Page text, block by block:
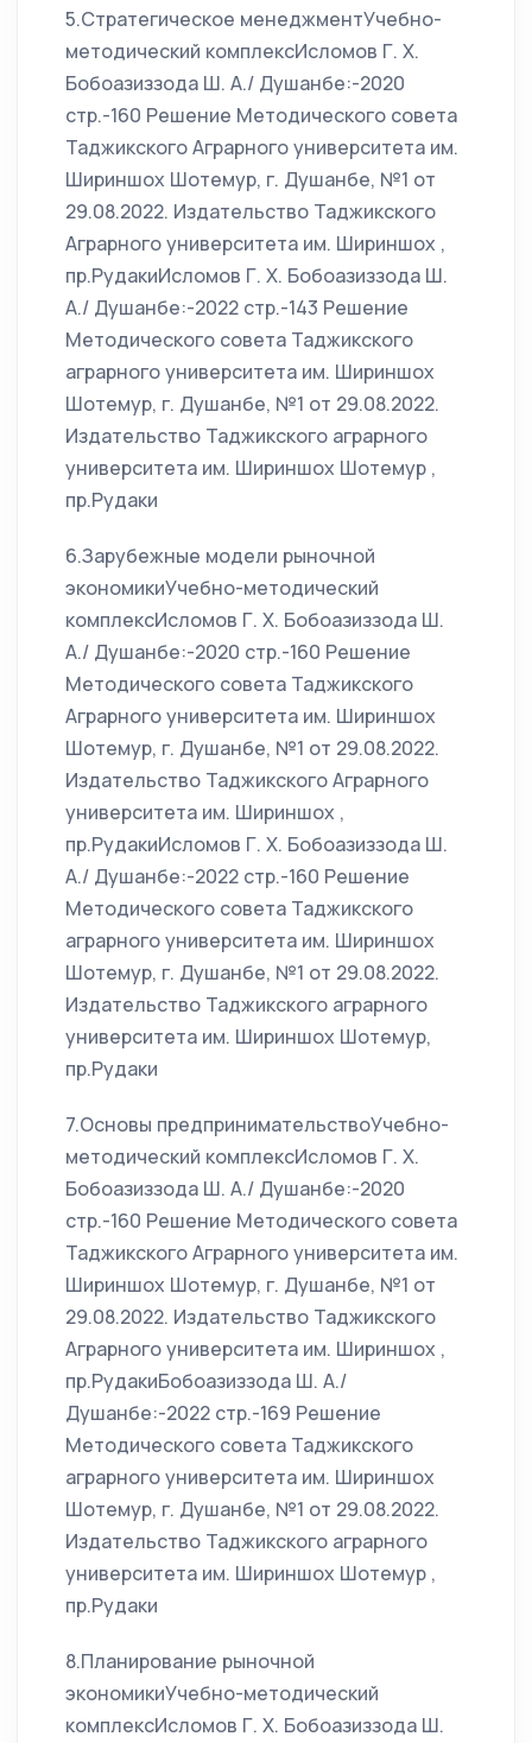
5.Стратегическое менеджментУчебно-
методический комплексИсломов Г. Х.
Бобоазиззода Ш. А./ Душанбе:-2020
стр.-160 Решение Методического совета
Таджикского Аграрного университета им.
Шириншох Шотемур, г. Душанбе, №1 от
29.08.2022. Издательство Таджикского
Аграрного университета им. Шириншох ,
пр.РудакиИсломов Г. Х. Бобоазиззода Ш.
А./ Душанбе:-2022 стр.-143 Решение
Методического совета Таджикского
аграрного университета им. Шириншох
Шотемур, г. Душанбе, №1 от 29.08.2022.
Издательство Таджикского аграрного
университета им. Шириншох Шотемур ,
пр.Рудаки
6.Зарубежные модели рыночной
экономикиУчебно-методический
комплексИсломов Г. Х. Бобоазиззода Ш.
А./ Душанбе:-2020 стр.-160 Решение
Методического совета Таджикского
Аграрного университета им. Шириншох
Шотемур, г. Душанбе, №1 от 29.08.2022.
Издательство Таджикского Аграрного
университета им. Шириншох ,
пр.РудакиИсломов Г. Х. Бобоазиззода Ш.
А./ Душанбе:-2022 стр.-160 Решение
Методического совета Таджикского
аграрного университета им. Шириншох
Шотемур, г. Душанбе, №1 от 29.08.2022.
Издательство Таджикского аграрного
университета им. Шириншох Шотемур,
пр.Рудаки
7.Основы предпринимательствоУчебно-
методический комплексИсломов Г. Х.
Бобоазиззода Ш. А./ Душанбе:-2020
стр.-160 Решение Методического совета
Таджикского Аграрного университета им.
Шириншох Шотемур, г. Душанбе, №1 от
29.08.2022. Издательство Таджикского
Аграрного университета им. Шириншох ,
пр.РудакиБобоазиззода Ш. А./
Душанбе:-2022 стр.-169 Решение
Методического совета Таджикского
аграрного университета им. Шириншох
Шотемур, г. Душанбе, №1 от 29.08.2022.
Издательство Таджикского аграрного
университета им. Шириншох Шотемур ,
пр.Рудаки
8.Планирование рыночной
экономикиУчебно-методический
комплексИсломов Г. Х. Бобоазиззода Ш.